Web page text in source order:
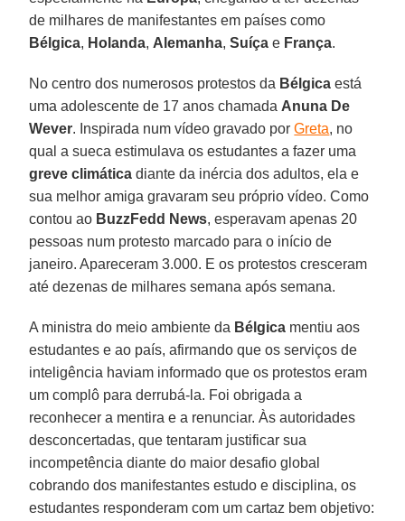
de milhares de manifestantes em países como
Bélgica, Holanda, Alemanha,Suíça e França.
No centro dos numerosos protestos da Bélgica está
uma adolescente de 17 anos chamada Anuna De
Wever. Inspirada num vídeo gravado porGreta, no
qual a sueca estimulava os estudantes a fazer uma
greve climática diante da inércia dos adultos, ela e
sua melhor amiga gravaram seu próprio vídeo. Como
contou ao BuzzFedd News, esperavam apenas 20
pessoas num protesto marcado para o início de
janeiro. Apareceram 3.000. E os protestos cresceram
até dezenas de milhares semana após semana.
A ministra do meio ambiente da Bélgica mentiu aos
estudantes e ao país, afirmando que os serviços de
inteligência haviam informado que os protestos eram
um complô para derrubá-la. Foi obrigada a
reconhecer a mentira e a renunciar. Às autoridades
desconcertadas, que tentaram justificar sua
incompetência diante do maior desafio global
cobrando dos manifestantes estudo e disciplina, os
estudantes responderam com um cartaz bem objetivo: